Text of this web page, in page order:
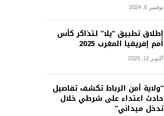
نوفمبر 6, 2024
إطلاق تطبيق “يلا” لتذاكر كأس
أمم إفريقيا المغرب 2025
أكتوبر 12, 2025
“ولاية أمن الرباط تكشف تفاصيل
حادث اعتداء على شرطي خلال
تدخل ميداني”